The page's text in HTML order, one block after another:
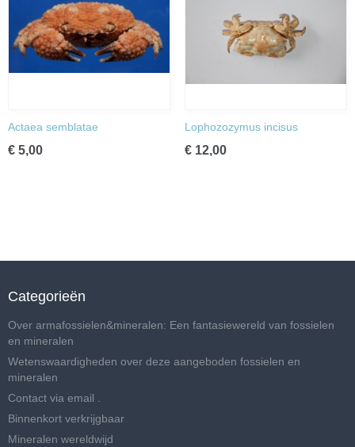
Actaea semblatae
€ 5,00
Lophozozymus incisus
€ 12,00
Categorieën
Over armafossielen&mineralen: Een fantasiewereld van fossielen
en mineralen
Wetenswaardigheden over deze aangeboden fossielen en
mineralen
Contact via email .
Binnenkort verkrijgbaar
Mineralen wereldwijd